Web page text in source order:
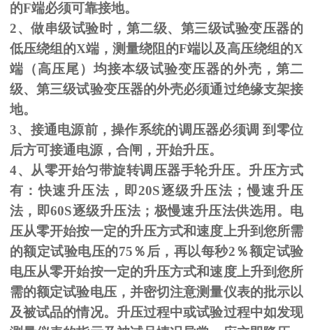
的F端必须可靠接地。
2、做串级试验时，第二级、第三级试验变压器的
低压绕组的X端，测量绕阻的F端以及高压绕组的X
端（高压尾）均接本级试验变压器的外壳，第二
级、第三级试验变压器的外壳必须通过绝缘支架接
地。
3、接通电源前，操作系统的调压器必须调 到零位
后方可接通电源，合闸，开始升压。
4、从零开始匀带旋转调压器手轮升压。升压方式
有：快速升压法，即20S逐级升压法；慢速升压
法，即60S逐级升压法；极慢速升压法供选用。电
压从零开始按一定的升压方式和速度上升到您所需
的额定试验电压的75％后，再以每秒2％额定试验
电压从零开始按一定的升压方式和速度上升到您所
需的额定试验电压，并密切注意测量仪表的批示以
及被试品的情况。升压过程中或试验过程中如发现